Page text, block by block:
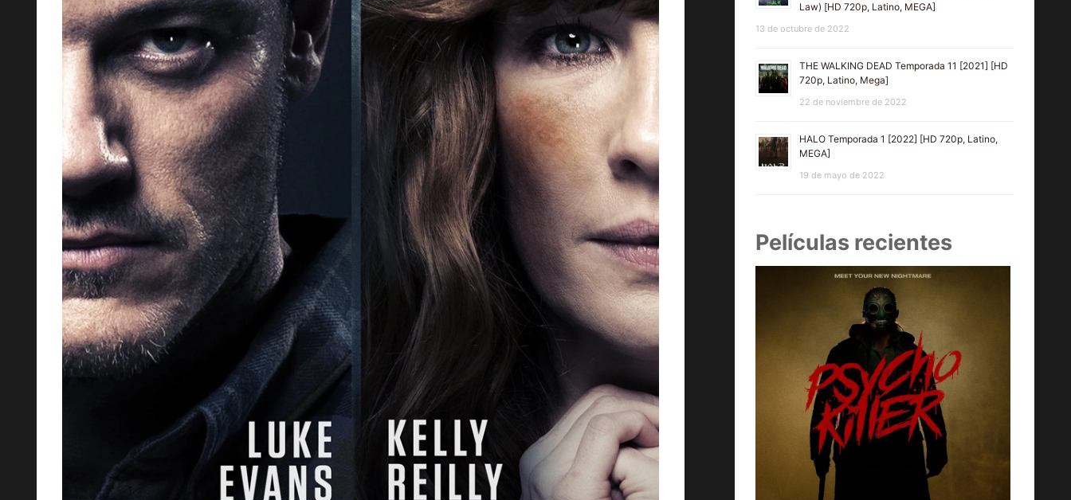
Law) [HD 720p, Latino, MEGA]
13 de octubre de 2022
THE WALKING DEAD Temporada 11 [2021] [HD
720p, Latino, Mega]
22 de noviembre de 2022
HALO Temporada 1 [2022] [HD 720p, Latino,
MEGA]
19 de mayo de 2022
Películas recientes